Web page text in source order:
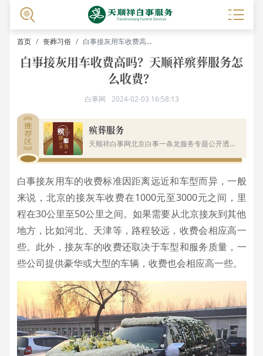
首页 丧葬习俗 白事接灰用车收费高吗？天顺祥殡葬服务怎么收费？
白事接灰用车收费高吗？天顺祥殡葬服务怎
么收费？
白事网 2024-02-03 16:58:13
殡葬服务
天顺祥白事网北京白事一条龙服务专题公开透明的费用价格、白事服务流程、丧葬服务有哪些项目供市民进行了解.
白事接灰用车的收费标准因距离远近和车型而异，一般
来说，北京的接灰车收费在1000元至3000元之间，里
程在30公里至50公里之间。如果需要从北京接灰到其他
地方，比如河北、天津等，路程较远，收费会相应高一
些。此外，接灰车的收费还取决于车型和服务质量，一
些公司提供豪华或大型的车辆，收费也会相应高一些。